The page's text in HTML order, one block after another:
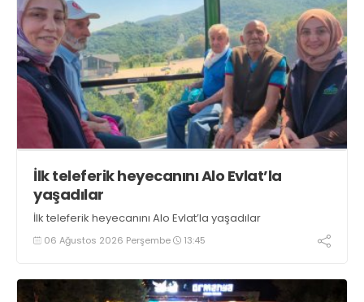
İlk teleferik heyecanını Alo Evlat’la
yaşadılar
İlk teleferik heyecanını Alo Evlat’la yaşadılar
06 Ağustos 2026 Perşembe 13:45